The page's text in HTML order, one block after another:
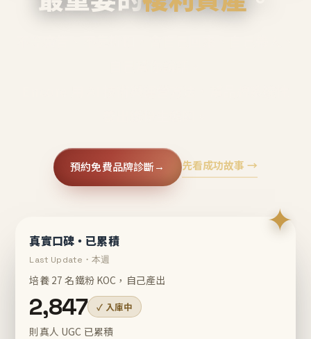
預約免費品牌診斷→ 先看成功故事 →
✦
真實口碑・已累積
Last Update・本週
培養 27 名鐵粉 KOC，自己產出
2,847 ✓ 入庫中
則真人 UGC 已累積